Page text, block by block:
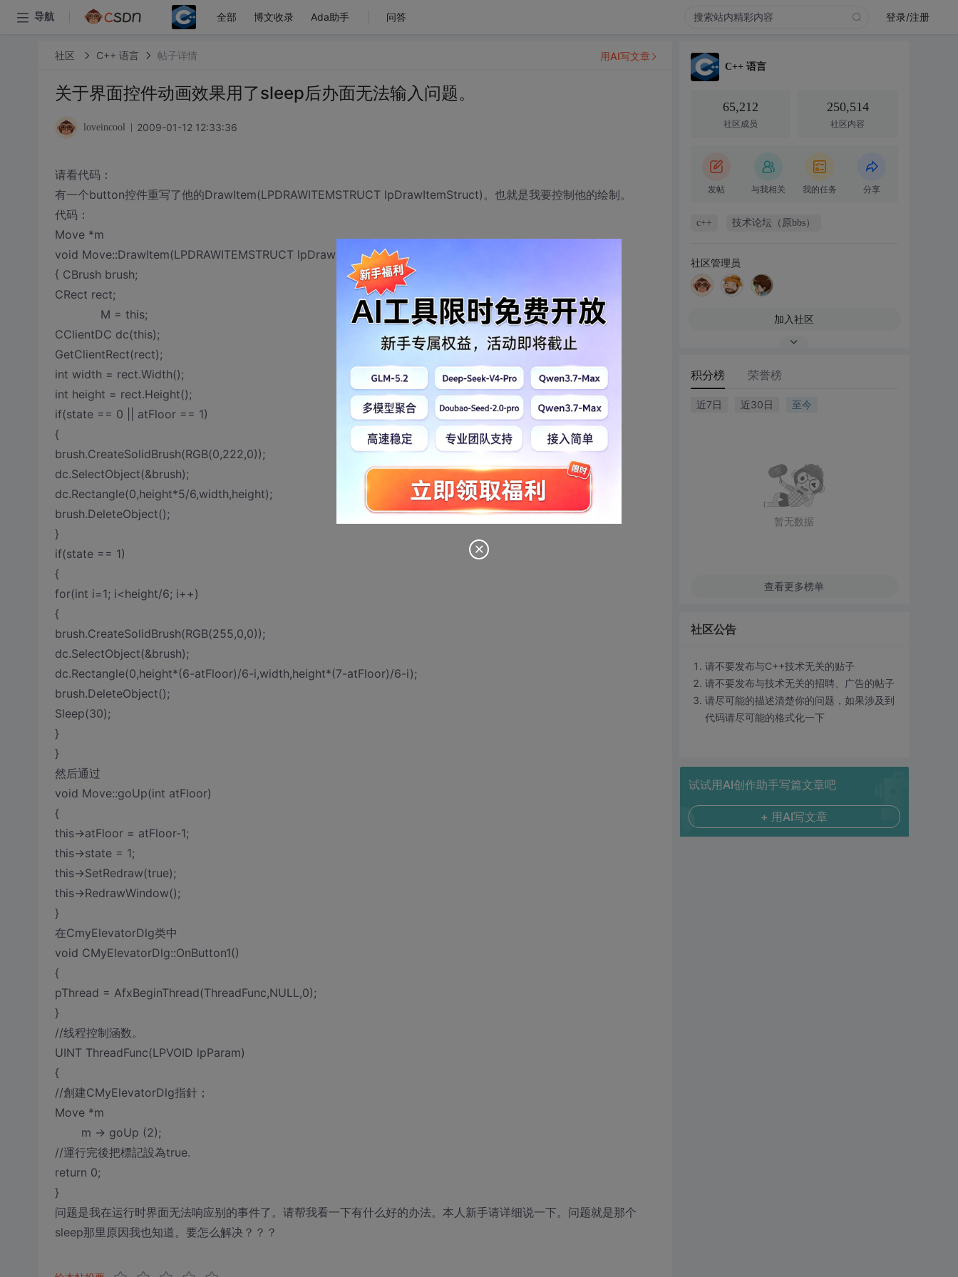
导航 全部 博文收录 Ada助手 问答 登录/注册
社区 C++ 语言 帖子详情
关于界面控件动画效果用了sleep后办面无法输入问题。
loveincool 2009-01-12 12:33:36
请看代码：
有一个button控件重写了他的DrawItem(LPDRAWITEMSTRUCT lpDrawItemStruct)。也就是我要控制他的绘制。
代码：
Move *m
void Move::DrawItem(LPDRAWITEMSTRUCT lpDrawItemStruct)
{ CBrush brush;
CRect rect;
M = this;
CClientDC dc(this);
GetClientRect(rect);
int width = rect.Width();
int height = rect.Height();
if(state == 0 || atFloor == 1)
{
brush.CreateSolidBrush(RGB(0,222,0));
dc.SelectObject(&brush);
dc.Rectangle(0,height*5/6,width,height);
brush.DeleteObject();
}
if(state == 1)
{
for(int i=1; i<height/6; i++)
{
brush.CreateSolidBrush(RGB(255,0,0));
dc.SelectObject(&brush);
dc.Rectangle(0,height*(6-atFloor)/6-i,width,height*(7-atFloor)/6-i);
brush.DeleteObject();
Sleep(30);
}
}
然后通过
void Move::goUp(int atFloor)
{
this->atFloor = atFloor-1;
this->state = 1;
this->SetRedraw(true);
this->RedrawWindow();
}
在CmyElevatorDlg类中
void CMyElevatorDlg::OnButton1()
{
pThread = AfxBeginThread(ThreadFunc,NULL,0);
}
//线程控制涵数。
UINT ThreadFunc(LPVOID lpParam)
{
//創建CMyElevatorDlg指針；
Move *m
m -> goUp (2);
//運行完後把標記設為true.
return 0;
}
问题是我在运行时界面无法响应别的事件了。请帮我看一下有什么好的办法。本人新手请详细说一下。问题就是那个
sleep那里原因我也知道。要怎么解决？？？
用AI写文章
C++ 语言
65,212
社区成员
250,514
社区内容
发帖 与我相关 我的任务 分享
c++ 技术论坛（原bbs）
社区管理员
加入社区
积分榜 荣誉榜
近7日 近30日 至今
暂无数据
查看更多榜单
社区公告
请不要发布与C++技术无关的贴子
请不要发布与技术无关的招聘、广告的帖子
请尽可能的描述清楚你的问题，如果涉及到
代码请尽可能的格式化一下
试试用AI创作助手写篇文章吧
+ 用AI写文章